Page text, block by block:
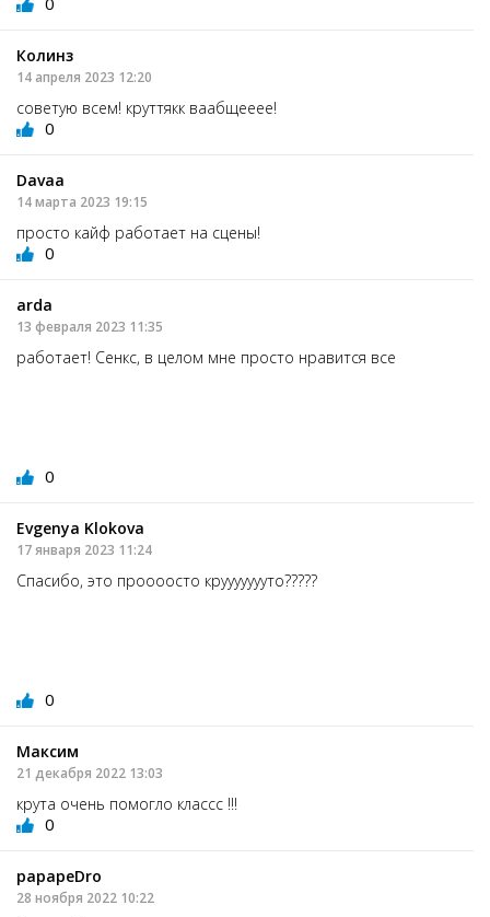
Колинз
14 апреля 2023 12:20
советую всем! круттякк ваабщееее!
0
Davaa
14 марта 2023 19:15
просто кайф работает на сцены!
0
ardа
13 февраля 2023 11:35
работает! Сенкс, в целом мне просто нравится все
0
Evgenyа Klokovа
17 января 2023 11:24
Спасибо, это проооосто круууууууто?????
0
Максим
21 декабря 2022 13:03
крута очень помогло классс !!!
0
papapeDro
28 ноября 2022 10:22